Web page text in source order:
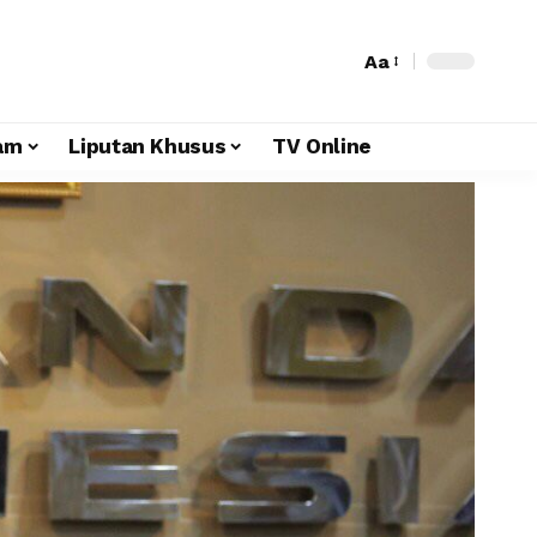
Aa
Liputan Khusus TV Online